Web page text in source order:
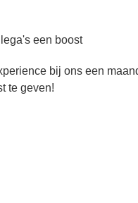
een boost
bij ons een
te geven!